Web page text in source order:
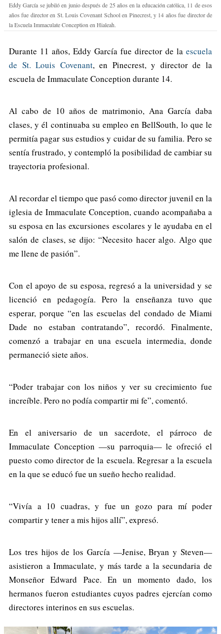
Eddy García se jubiló en junio después de 25 años en la educación católica, 11 de esos
años fue director en St. Louis Covenant School en Pinecrest, y 14 años fue director de
la Escuela Immaculate Conception en Hialeah.
Durante 11 años, Eddy García fue director de la escuela
de St. Louis Covenant, en Pinecrest, y director de la
escuela de Immaculate Conception durante 14.
Al cabo de 10 años de matrimonio, Ana García daba
clases, y él continuaba su empleo en BellSouth, lo que le
permitía pagar sus estudios y cuidar de su familia. Pero se
sentía frustrado, y contempló la posibilidad de cambiar su
trayectoria profesional.
Al recordar el tiempo que pasó como director juvenil en la
iglesia de Immaculate Conception, cuando acompañaba a
su esposa en las excursiones escolares y le ayudaba en el
salón de clases, se dijo: “Necesito hacer algo. Algo que
me llene de pasión”.
Con el apoyo de su esposa, regresó a la universidad y se
licenció en pedagogía. Pero la enseñanza tuvo que
esperar, porque “en las escuelas del condado de Miami
Dade no estaban contratando”, recordó. Finalmente,
comenzó a trabajar en una escuela intermedia, donde
permaneció siete años.
“Poder trabajar con los niños y ver su crecimiento fue
increíble. Pero no podía compartir mi fe”, comentó.
En el aniversario de un sacerdote, el párroco de
Immaculate Conception —su parroquia— le ofreció el
puesto como director de la escuela. Regresar a la escuela
en la que se educó fue un sueño hecho realidad.
“Vivía a 10 cuadras, y fue un gozo para mí poder
compartir y tener a mis hijos allí”, expresó.
Los tres hijos de los García —Jenise, Bryan y Steven—
asistieron a Immaculate, y más tarde a la secundaria de
Monseñor Edward Pace. En un momento dado, los
hermanos fueron estudiantes cuyos padres ejercían como
directores interinos en sus escuelas.